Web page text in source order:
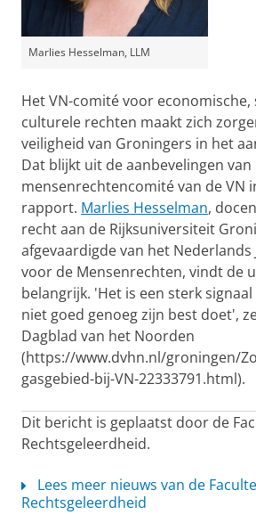
Marlies Hesselman, LLM
Het VN-comité voor economische,
culturele rechten maakt zich
veiligheid van Groningers in het
Dat blijkt uit de aanbevelingen van
mensenrechtencomité van de VN
rapport. Marlies Hesselman,
recht aan de Rijksuniversiteit
afgevaardigde van het
voor de Mensenrechten, vindt de
belangrijk. 'Het is een sterk
niet goed genoeg zijn best doet',
Dagblad van het Noorden
(https://www.dvhn.nl/groningen/
gasgebied-bij-VN-22333791.html).
Dit bericht is geplaatst door de
Rechtsgeleerdheid.
Lees meer nieuws van de
Rechtsgeleerdheid